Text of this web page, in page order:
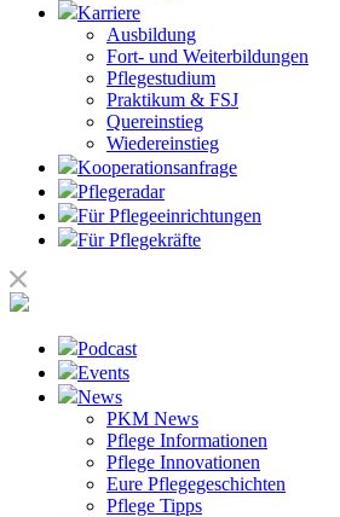
Karriere
Ausbildung
Fort- und Weiterbildungen
Pflegestudium
Praktikum & FSJ
Quereinstieg
Wiedereinstieg
Kooperationsanfrage
Pflegeradar
Für Pflegeeinrichtungen
Für Pflegekräfte
Podcast
Events
News
PKM News
Pflege Informationen
Pflege Innovationen
Eure Pflegegeschichten
Pflege Tipps